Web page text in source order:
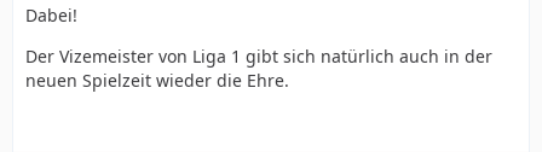
Dabei!
Der Vizemeister von Liga 1 gibt sich natürlich auch in der
neuen Spielzeit wieder die Ehre.